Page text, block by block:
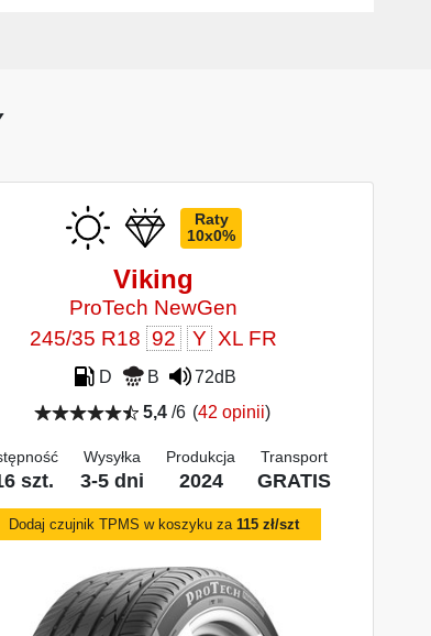
Raty
10x0%
Viking
ProTech NewGen
245/35 R18 92 Y XL FR
D B
72dB
5,4/6 (42 opinii)
szt.
Wysyłka
3-5 dni
Produkcja
2024
Transport
GRATIS
Dodaj czujnik TPMS w koszyku za 115 zł/szt